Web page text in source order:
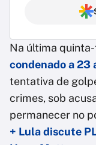
Na última
condenado a 23
tentativa de
crimes, sob
permanecer no
+ Lula discute